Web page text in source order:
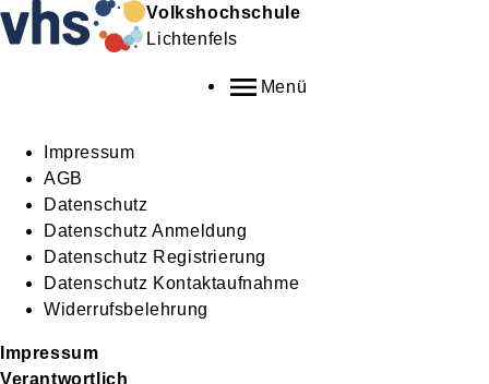
Volkshochschule
Lichtenfels
Menü
Impressum
AGB
Datenschutz
Datenschutz Anmeldung
Datenschutz Registrierung
Datenschutz Kontaktaufnahme
Widerrufsbelehrung
Impressum
Verantwortlich